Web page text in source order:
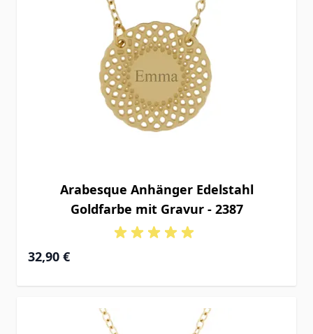
Arabesque Anhänger Edelstahl
Goldfarbe mit Gravur - 2387
32,90 €